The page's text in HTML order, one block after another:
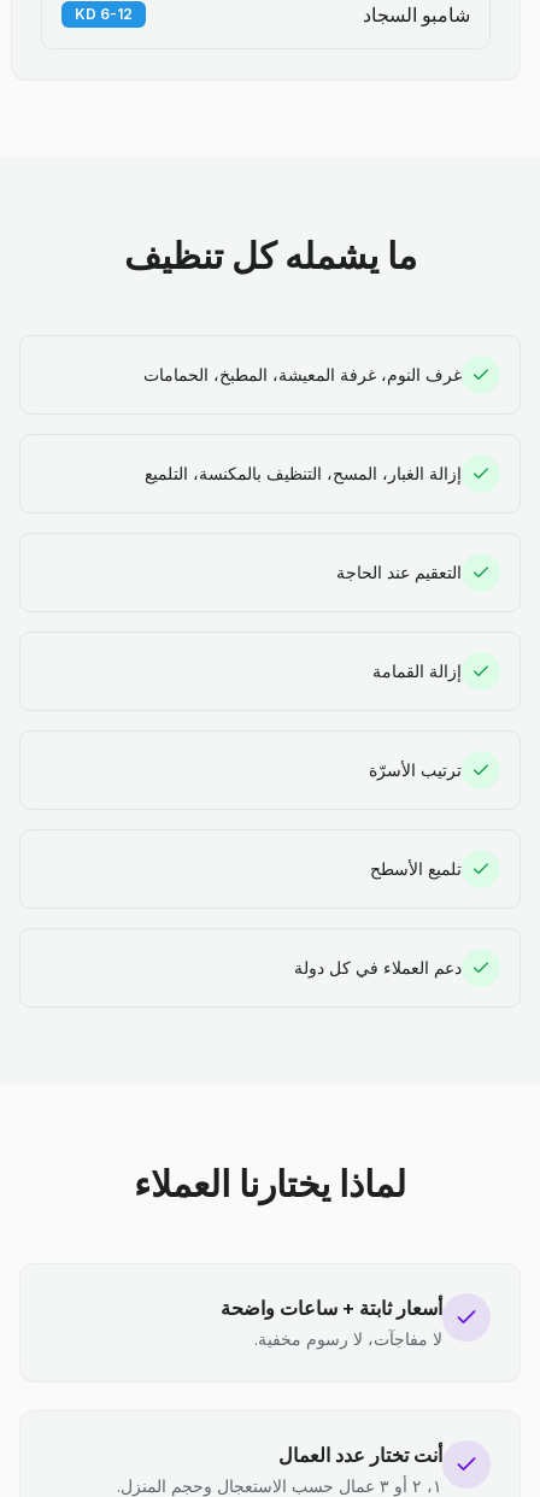
شامبو السجاد 6-12 KD
ما يشمله كل تنظيف
غرف النوم، غرفة المعيشة، المطبخ، الحمامات
إزالة الغبار، المسح، التنظيف بالمكنسة، التلميع
التعقيم عند الحاجة
إزالة القمامة
ترتيب الأسرّة
تلميع الأسطح
دعم العملاء في كل دولة
لماذا يختارنا العملاء
أسعار ثابتة + ساعات واضحة
لا مفاجآت، لا رسوم مخفية.
أنت تختار عدد العمال
١، ٢ أو ٣ عمال حسب الاستعجال وحجم المنزل.